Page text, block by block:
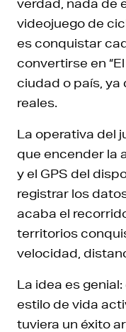
verdad, nada de
videojuego de
es conquistar
convertirse en
ciudad o país, ya
reales.
La operativa del
que encender la
y el GPS del
registrar los
acaba el
territorios
velocidad,
La idea es
estilo de vida
tuviera un éxito